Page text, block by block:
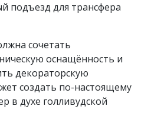
подъезд для трансфера
сочетать
оснащённость и
декораторскую
создать по-настоящему
в духе голливудской